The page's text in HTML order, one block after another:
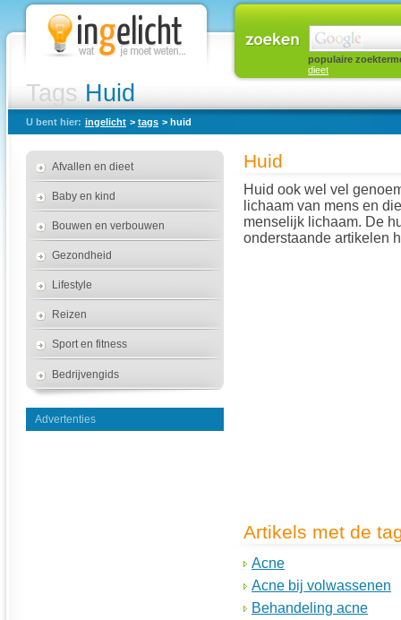
Tags Huid
populaire
dieet
U bent hier: ingelicht > tags > huid
Afvallen en dieet
Baby en kind
Bouwen en verbouwen
Gezondheid
Lifestyle
Reizen
Sport en fitness
Bedrijvengids
Advertenties
Huid
Huid ook wel vel
lichaam van mens en
menselijk lichaam. De
onderstaande artikelen
Artikels met de
Acne
Acne bij volwassenen
Behandeling acne